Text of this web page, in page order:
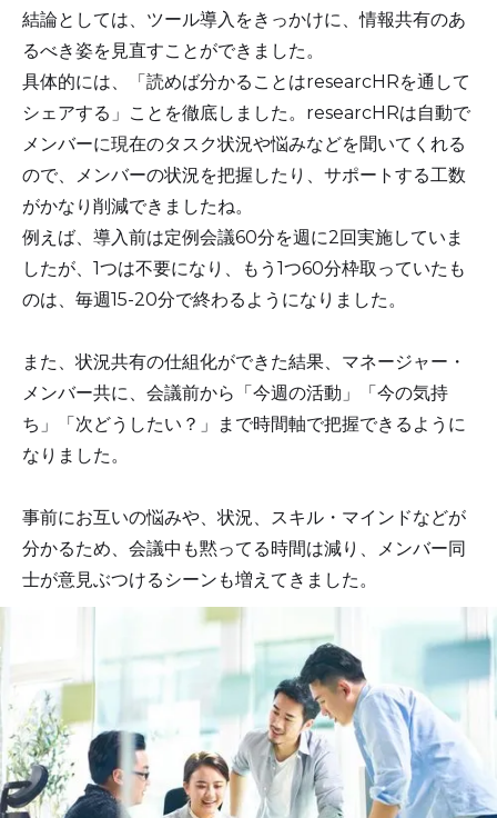
結論としては、ツール導入をきっかけに、情報共有のあ
るべき姿を見直すことができました。
具体的には、「読めば分かることはresearcHRを通して
シェアする」ことを徹底しました。researcHRは自動で
メンバーに現在のタスク状況や悩みなどを聞いてくれる
ので、メンバーの状況を把握したり、サポートする工数
がかなり削減できましたね。
例えば、導入前は定例会議60分を週に2回実施していま
したが、1つは不要になり、もう1つ60分枠取っていたも
のは、毎週15-20分で終わるようになりました。
また、状況共有の仕組化ができた結果、マネージャー・
メンバー共に、会議前から「今週の活動」「今の気持
ち」「次どうしたい？」まで時間軸で把握できるように
なりました。
事前にお互いの悩みや、状況、スキル・マインドなどが
分かるため、会議中も黙ってる時間は減り、メンバー同
士が意見ぶつけるシーンも増えてきました。